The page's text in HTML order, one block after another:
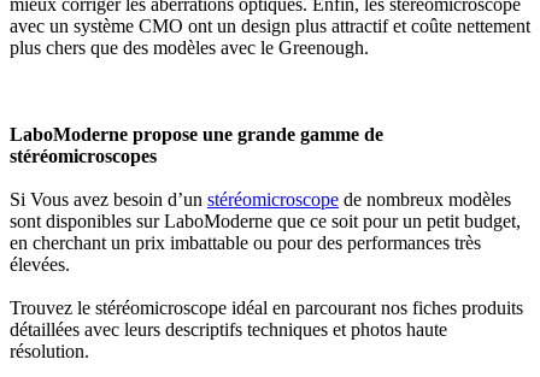
mieux corriger les aberrations optiques. Enfin, les stéréomicroscope
avec un système CMO ont un design plus attractif et coûte nettement
plus chers que des modèles avec le Greenough.
LaboModerne propose une grande gamme de
stéréomicroscopes
Si Vous avez besoin d’un stéréomicroscope de nombreux modèles
sont disponibles sur LaboModerne que ce soit pour un petit budget,
en cherchant un prix imbattable ou pour des performances très
élevées.
Trouvez le stéréomicroscope idéal en parcourant nos fiches produits
détaillées avec leurs descriptifs techniques et photos haute
résolution.